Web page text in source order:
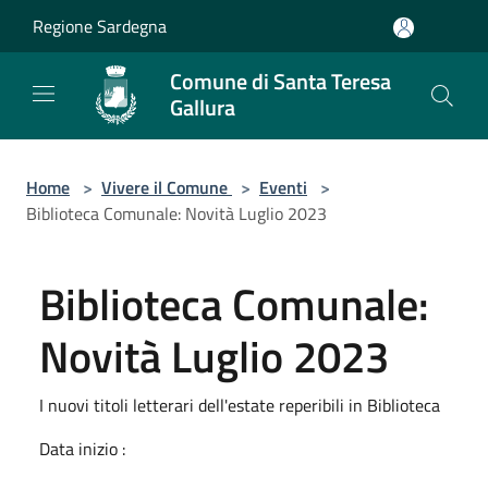
Regione Sardegna
Comune di Santa Teresa
Gallura
Home > Vivere il Comune > Eventi >
Biblioteca Comunale: Novità Luglio 2023
Biblioteca Comunale:
Novità Luglio 2023
I nuovi titoli letterari dell'estate reperibili in Biblioteca
Data inizio :